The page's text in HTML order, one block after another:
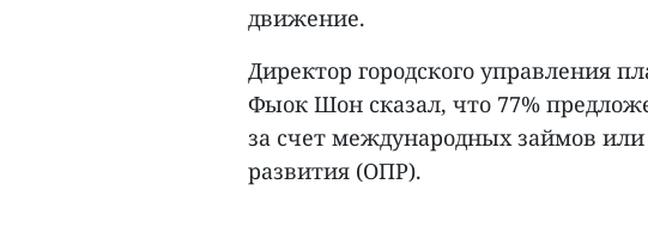
движение.
Директор городского управления
Фыок Шон сказал, что 77%
за счет международных займов
развития (ОПР).